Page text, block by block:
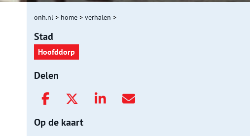
onh.nl > home > verhalen >
Stad
Hoofddorp
Delen
Op de kaart